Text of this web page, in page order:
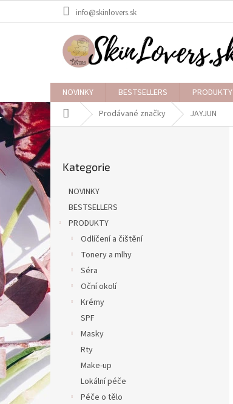
info@skinlovers.sk
NOVINKY BESTSELLERS PRODUKTY
Domů Prodávané značky JAYJUN
P
o
s
t
a
n
í
p
n
e
kategorie
Kategorie
NOVINKY
BESTSELLERS
PRODUKTY
Odlíčení a čištění
Tonery a mlhy
Séra
Oční okolí
Krémy
SPF
Masky
Rty
Make-up
Lokální péče
Péče o tělo